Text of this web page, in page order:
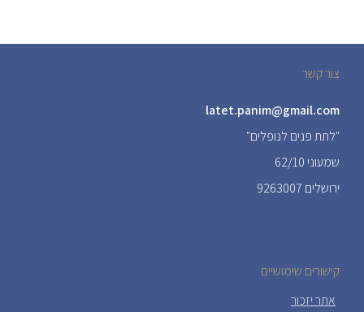
צור קשר
latet.panim@gmail.com
"לתת פנים לנופלים"
שמעוני 62/10
ירושלים 9263007
קישורים שימושיים
אתר יזכור